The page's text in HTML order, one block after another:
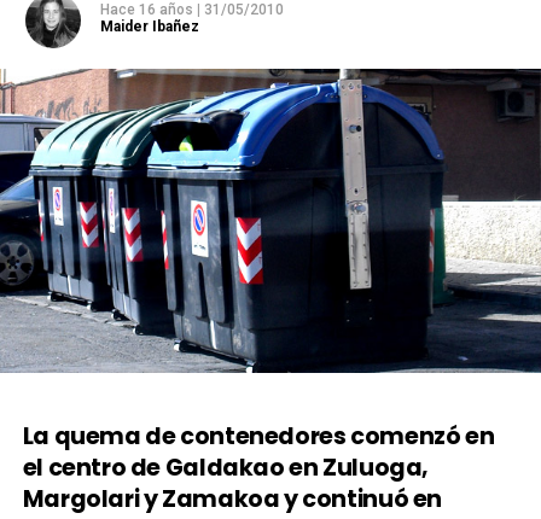
Hace 16 años
31/05/2010
Maider Ibañez
La quema de contenedores comenzó en
el centro de Galdakao en Zuluoga,
Margolari y Zamakoa y continuó en